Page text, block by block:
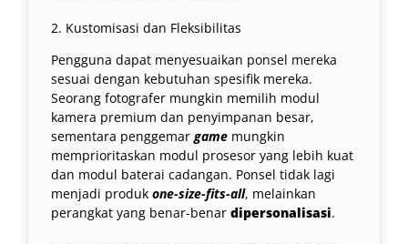
2. Kustomisasi dan Fleksibilitas
Pengguna dapat menyesuaikan ponsel mereka
sesuai dengan kebutuhan spesifik mereka.
Seorang fotografer mungkin memilih modul
kamera premium dan penyimpanan besar,
sementara penggemargame mungkin
memprioritaskan modul prosesor yang lebih kuat
dan modul baterai cadangan. Ponsel tidak lagi
menjadi produk one-size-fits-all, melainkan
perangkat yang benar-benar dipersonalisasi.